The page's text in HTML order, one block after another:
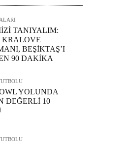
TANIYALIM:
KRALOVE
BEŞİKTAŞ’I
90 DAKİKA
YOLUNDA
DEĞERLİ 10